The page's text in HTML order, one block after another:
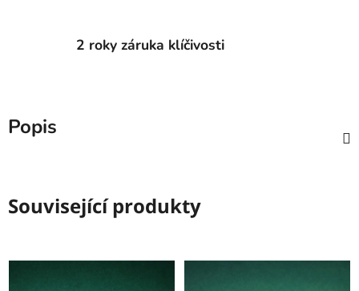
2 roky záruka klíčivosti
Popis
Související produkty